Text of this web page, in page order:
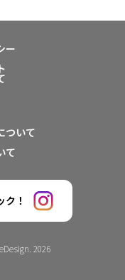
ー
ついて
て
！
2026